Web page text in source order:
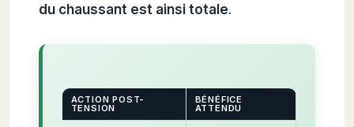
du chaussant est ainsi totale.
ACTION POST-
TENSION
BÉNÉFICE
ATTENDU